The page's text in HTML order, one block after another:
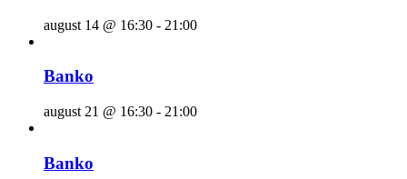
august 14 @ 16:30 - 21:00
Banko
august 21 @ 16:30 - 21:00
Banko